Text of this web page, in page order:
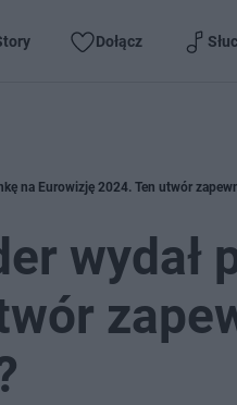
Dołącz
na Eurowizję 2024. Ten utwór
wydał